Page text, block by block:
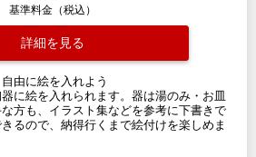
基準料金（税込）
詳細を見る
由に絵を入れよう
に絵を入れられます。器は湯のみ・お皿
方も、イラスト集などを参考に下書きで
るので、納得行くまで絵付けを楽しめま